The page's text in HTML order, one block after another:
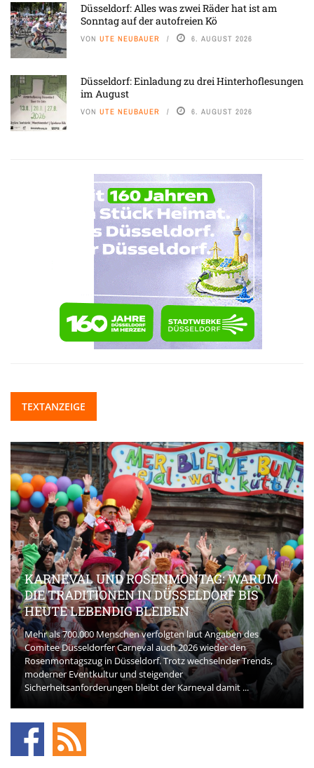
Düsseldorf: Alles was zwei Räder hat ist am
Sonntag auf der autofreien Kö
VON UTE NEUBAUER 6. AUGUST 2026
Düsseldorf: Einladung zu drei Hinterhoflesungen
im August
VON UTE NEUBAUER 6. AUGUST 2026
TEXTANZEIGE
KARNEVAL UND ROSENMONTAG: WARUM
DIE TRADITIONEN IN DÜSSELDORF BIS
HEUTE LEBENDIG BLEIBEN
Mehr als 700.000 Menschen verfolgten laut Angaben des
Comitee Düsseldorfer Carneval auch 2026 wieder den
Rosenmontagszug in Düsseldorf. Trotz wechselnder Trends,
moderner Eventkultur und steigender
Sicherheitsanforderungen bleibt der Karneval damit ...